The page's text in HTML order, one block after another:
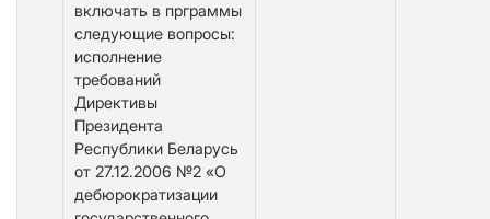
включать в прграммы
следующие вопросы:
исполнение
требований
Директивы
Президента
Республики Беларусь
от 27.12.2006 №2 «О
дебюрократизации